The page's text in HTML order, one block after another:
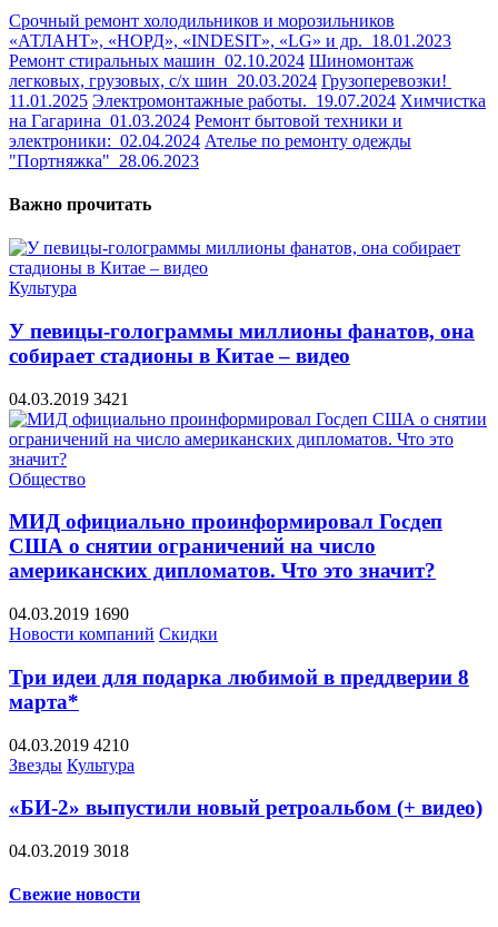
Срочный ремонт холодильников и морозильников
«АТЛАНТ», «НОРД», «INDESIT», «LG» и др. 18.01.2023
Ремонт стиральных машин 02.10.2024 Шиномонтаж
легковых, грузовых, с/х шин 20.03.2024 Грузоперевозки!
11.01.2025 Электромонтажные работы. 19.07.2024 Химчистка
на Гагарина 01.03.2024 Ремонт бытовой техники и
электроники: 02.04.2024 Ателье по ремонту одежды
"Портняжка" 28.06.2023
Важно прочитать
Культура
У певицы-голограммы миллионы фанатов, она
собирает стадионы в Китае – видео
04.03.2019 3421
Общество
МИД официально проинформировал Госдеп
США о снятии ограничений на число
американских дипломатов. Что это значит?
04.03.2019 1690
Новости компаний Скидки
Три идеи для подарка любимой в преддверии 8
марта*
04.03.2019 4210
Звезды Культура
«БИ-2» выпустили новый ретроальбом (+ видео)
04.03.2019 3018
Свежие новости